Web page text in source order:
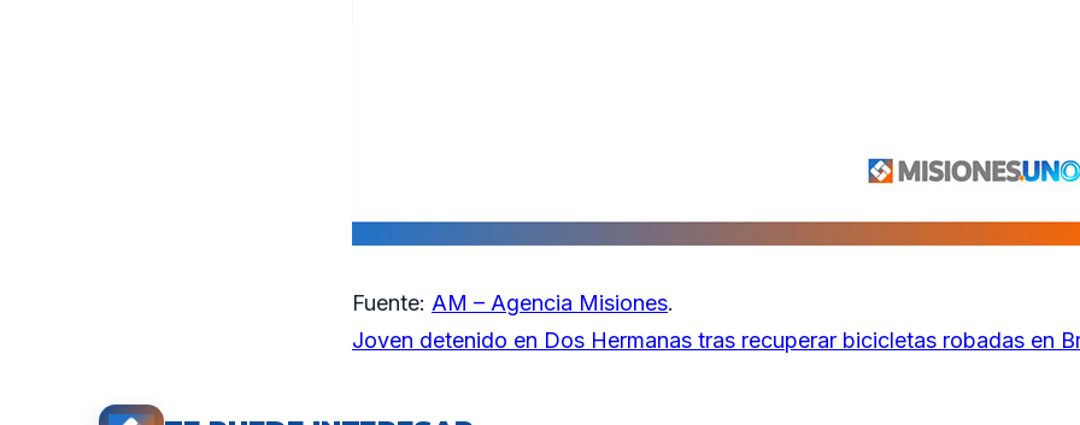
Fuente: AM – Agencia Misiones.
Joven detenido en Dos Hermanas tras recuperar bicicletas robadas en